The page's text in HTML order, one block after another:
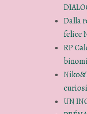
Dalla
felice
RP
UN